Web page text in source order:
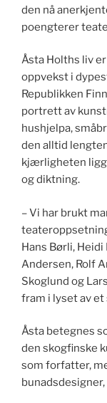
den nå
poengterer
Åsta Holths liv
oppvekst i
Republikken
portrett av
hushjelpa,
den alltid
kjærligheten
og diktning.
– Vi har brukt
Hans Børli,
Andersen, Rolf
Skoglund og
fram i lyset av
Åsta betegnes
den skogfinske
som forfatter,